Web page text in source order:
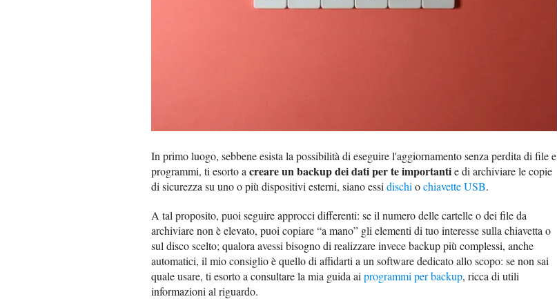
In primo luogo, sebbene esista la possibilità di eseguire l'aggiornamento senza perdita di file e
programmi, ti esorto a creare un backup dei dati per te importantie di archiviare le copie
di sicurezza su uno o più dispositivi esterni, siano essi dischi ochiavette USB.
A tal proposito, puoi seguire approcci differenti: se il numero delle cartelle o dei file da
archiviare non è elevato, puoi copiare “a mano” gli elementi di tuo interesse sulla chiavetta o
sul disco scelto; qualora avessi bisogno di realizzare invece backup più complessi, anche
automatici, il mio consiglio è quello di affidarti a un software dedicato allo scopo: se non sai
quale usare, ti esorto a consultare la mia guida ai programmi per backup, ricca di utili
informazioni al riguardo.